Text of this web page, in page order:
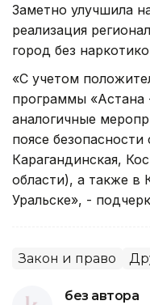
Заметно улучшила
реализация
город без
«С учетом
программы «Астана
аналогичные
поясе
Карагандинская,
области), а также
Уральске», -
Закон и право
без автора